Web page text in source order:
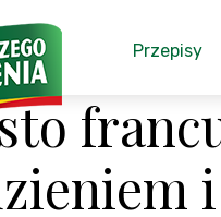
Przepisy